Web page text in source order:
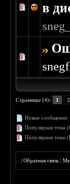
в
Голосов: 0 -
Страницы (4): 1 2
Новые сообщения
Популярная тема
Популярная тема
|Обратная связь |